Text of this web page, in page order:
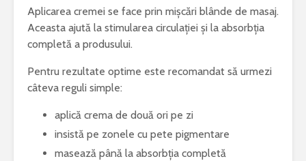
Aplicarea cremei se face prin mișcări blânde de masaj.
Aceasta ajută la stimularea circulației și la absorbția
completă a produsului.
Pentru rezultate optime este recomandat să urmezi
câteva reguli simple:
aplică crema de două ori pe zi
insistă pe zonele cu pete pigmentare
masează până la absorbția completă